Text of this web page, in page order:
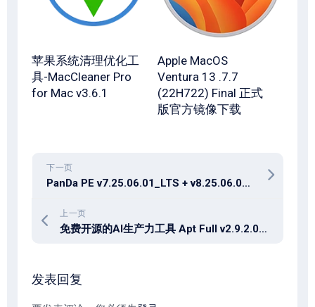
苹果系统清理优化工
具-MacCleaner Pro
for Mac v3.6.1
Apple MacOS
Ventura 13 .7.7
(22H722) Final 正式
版官方镜像下载
下一页
PanDa PE v7.25.06.01_LTS + v8.25.06.01_Stable 不一样的装机体验
上一页
免费开源的AI生产力工具 Apt Full v2.9.2.0 绿色版
发表回复